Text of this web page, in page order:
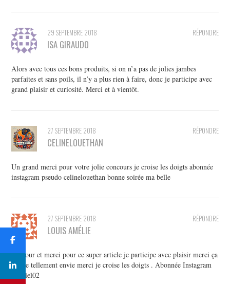
RÉPONDRE
29 SEPTEMBRE 2018
ISA GIRAUDO
Alors avec tous ces bons produits, si on n’a pas de jolies jambes
parfaites et sans poils, il n’y a plus rien à faire, donc je participe avec
grand plaisir et curiosité. Merci et à vientôt.
RÉPONDRE
27 SEPTEMBRE 2018
CELINELOUETHAN
Un grand merci pour votre jolie concours je croise les doigts abonnée
instagram pseudo celinelouethan bonne soirée ma belle
RÉPONDRE
27 SEPTEMBRE 2018
LOUIS AMÉLIE
Bonjour et merci pour ce super article je participe avec plaisir merci ça
donne tellement envie merci je croise les doigts . Abonnée Instagram
ameliel02